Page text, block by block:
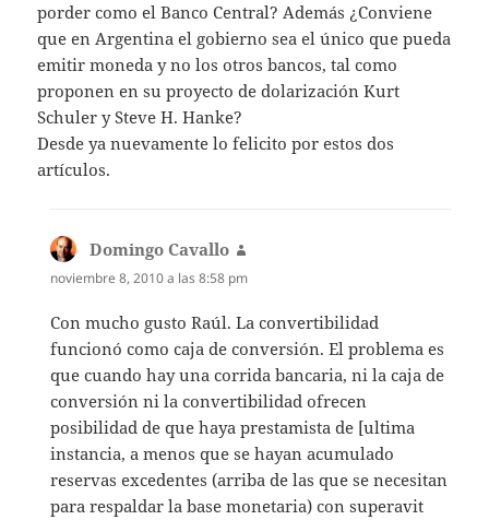
porder como el Banco Central? Además ¿Conviene
que en Argentina el gobierno sea el único que pueda
emitir moneda y no los otros bancos, tal como
proponen en su proyecto de dolarización Kurt
Schuler y Steve H. Hanke?
Desde ya nuevamente lo felicito por estos dos
artículos.
Domingo Cavallo
noviembre 8, 2010 a las 8:58 pm
Con mucho gusto Raúl. La convertibilidad
funcionó como caja de conversión. El problema es
que cuando hay una corrida bancaria, ni la caja de
conversión ni la convertibilidad ofrecen
posibilidad de que haya prestamista de [ultima
instancia, a menos que se hayan acumulado
reservas excedentes (arriba de las que se necesitan
para respaldar la base monetaria) con superavit